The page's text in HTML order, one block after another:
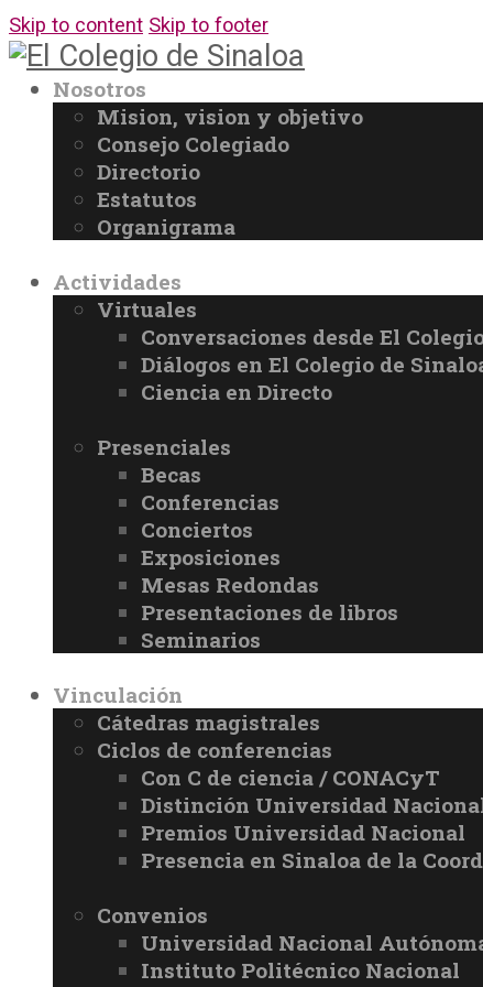
Skip to content Skip to footer
Nosotros
Mision, vision y objetivo
Consejo Colegiado
Directorio
Estatutos
Organigrama
Actividades
Virtuales
Conversaciones desde El
Diálogos en El Colegio de
Ciencia en Directo
Presenciales
Becas
Conferencias
Conciertos
Exposiciones
Mesas Redondas
Presentaciones de libros
Seminarios
Vinculación
Cátedras magistrales
Ciclos de conferencias
Con C de ciencia / CONACyT
Distinción Universidad
Premios Universidad Nacional
Presencia en Sinaloa de la
Convenios
Universidad Nacional
Instituto Politécnico Nacional